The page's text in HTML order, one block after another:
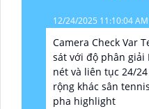
12/24/2025 11:10:04 AM
Camera Check Var
sát với độ phân giải
nét và liên tục 24/
rộng khác sân
pha highlight